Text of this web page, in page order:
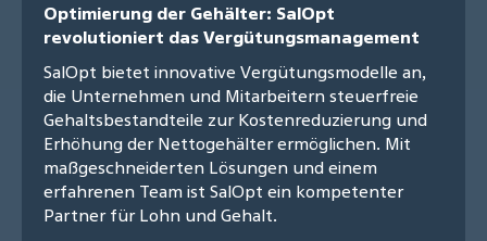
Optimierung der Gehälter: SalOpt
revolutioniert das Vergütungsmanagement
SalOpt bietet innovative Vergütungsmodelle an,
die Unternehmen und Mitarbeitern steuerfreie
Gehaltsbestandteile zur Kostenreduzierung und
Erhöhung der Nettogehälter ermöglichen. Mit
maßgeschneiderten Lösungen und einem
erfahrenen Team ist SalOpt ein kompetenter
Partner für Lohn und Gehalt.